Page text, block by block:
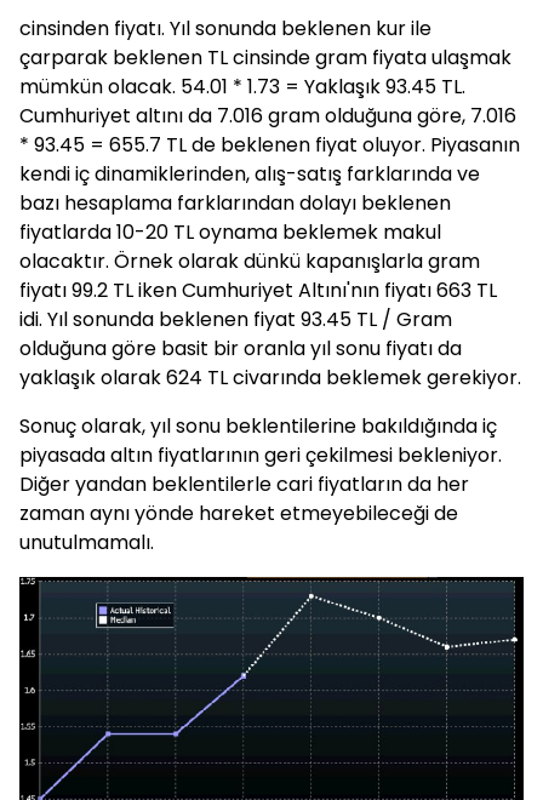
cinsinden fiyatı. Yıl sonunda beklenen kur ile
çarparak beklenen TL cinsinde gram fiyata ulaşmak
mümkün olacak. 54.01 * 1.73 = Yaklaşık 93.45 TL.
Cumhuriyet altını da 7.016 gram olduğuna göre, 7.016
* 93.45 = 655.7 TL de beklenen fiyat oluyor. Piyasanın
kendi iç dinamiklerinden, alış-satış farklarında ve
bazı hesaplama farklarından dolayı beklenen
fiyatlarda 10-20 TL oynama beklemek makul
olacaktır. Örnek olarak dünkü kapanışlarla gram
fiyatı 99.2 TL iken Cumhuriyet Altını'nın fiyatı 663 TL
idi. Yıl sonunda beklenen fiyat 93.45 TL / Gram
olduğuna göre basit bir oranla yıl sonu fiyatı da
yaklaşık olarak 624 TL civarında beklemek gerekiyor.
Sonuç olarak, yıl sonu beklentilerine bakıldığında iç
piyasada altın fiyatlarının geri çekilmesi bekleniyor.
Diğer yandan beklentilerle cari fiyatların da her
zaman aynı yönde hareket etmeyebileceği de
unutulmamalı.